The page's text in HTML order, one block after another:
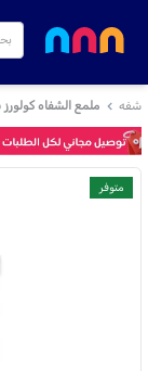
شفه ملمع الشفاه
متوفر